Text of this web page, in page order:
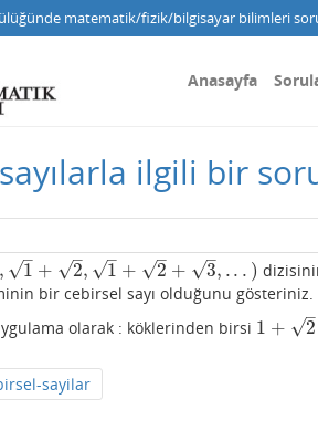
matematik/fizik/bilgisayar bilimleri
Anasayfa
ilgili bir
, 1
–
√ + 2
–
√ , 1
–
√ + 2
–
√ + 3
–
√ , .. . )
2 ,1+2 +3 ,...)
bir cebirsel sayı olduğunu gösteriniz.
olarak : köklerinden birsi 1 + 2
–
√
1 +2+ 3
sayilar